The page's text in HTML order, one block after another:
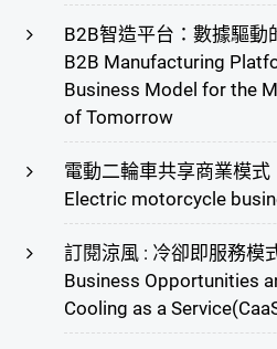
B2B智造平台：數據驅動
B2B Manufacturing
Business Model for the
of Tomorrow
電動二輪車共享商業模式
Electric motorcycle
訂閱涼風 : 冷卻即服務模
Business Opportunities
Cooling as a